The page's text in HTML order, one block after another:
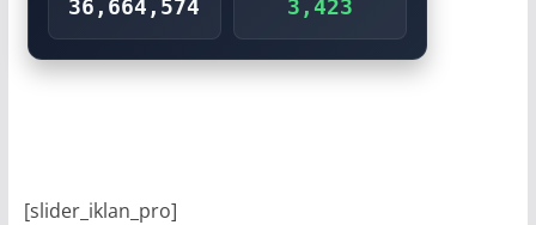
36,664,574 3,423
[slider_iklan_pro]